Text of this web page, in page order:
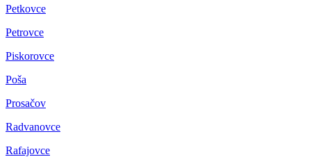
Petkovce
Petrovce
Piskorovce
Poša
Prosačov
Radvanovce
Rafajovce